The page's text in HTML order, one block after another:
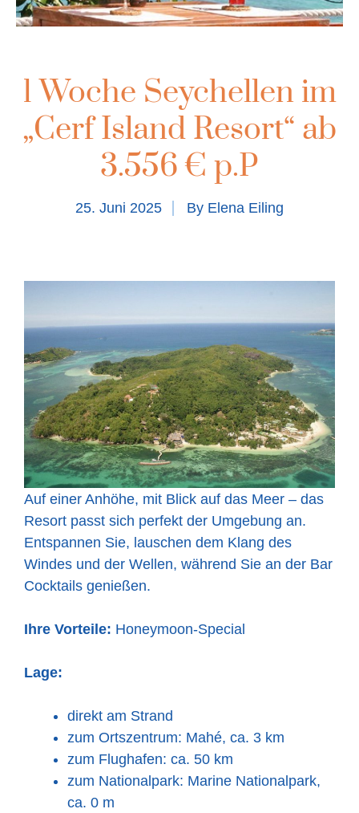
1 Woche Seychellen im
„Cerf Island Resort“ ab
3.556 € p.P
25. Juni 2025 By Elena Eiling
Auf einer Anhöhe, mit Blick auf das Meer – das
Resort passt sich perfekt der Umgebung an.
Entspannen Sie, lauschen dem Klang des
Windes und der Wellen, während Sie an der Bar
Cocktails genießen.
Ihre Vorteile: Honeymoon-Special
Lage:
direkt am Strand
zum Ortszentrum: Mahé, ca. 3 km
zum Flughafen: ca. 50 km
zum Nationalpark: Marine Nationalpark,
ca. 0 m